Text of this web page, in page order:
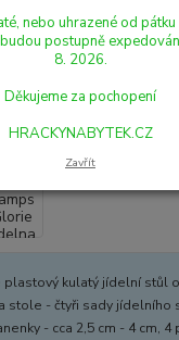
K PANENKÁM
Jídelna
kulatý jídelní stůl
stole - čtyři sady jídelního
- cca 2,5 cm - 4 cm,
nebo uhrazené od
postupně
8. 2026.
Děkujeme za pochopení
HRACKYNABYTEK.CZ
Zavřít